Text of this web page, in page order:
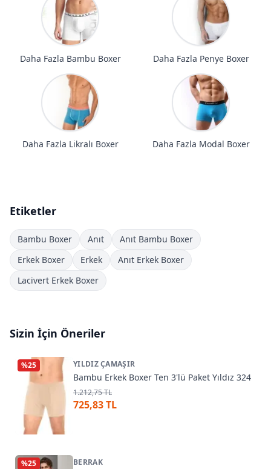
Daha Fazla Bambu Boxer Daha Fazla Penye Boxer
Daha Fazla Likralı Boxer Daha Fazla Modal Boxer
Etiketler
Bambu Boxer Anıt
Anıt Bambu Boxer
Erkek Boxer
Erkek
Anıt Erkek Boxer
Lacivert Erkek Boxer
Sizin İçin Öneriler
%25 YILDIZ ÇAMAŞIR
Bambu Erkek Boxer Ten 3'lü Paket Yıldız 324
1.212,75 TL
725,83 TL
%25 BERRAK